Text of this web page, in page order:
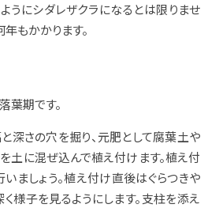
うにシダレザクラになるとは限りませ
年もかかります。
葉期です。
深さの穴を掘り、元肥として腐葉土や
土に混ぜ込んで植え付けます。植え付
ましょう。植え付け直後はぐらつきや
様子を見るようにします。支柱を添え